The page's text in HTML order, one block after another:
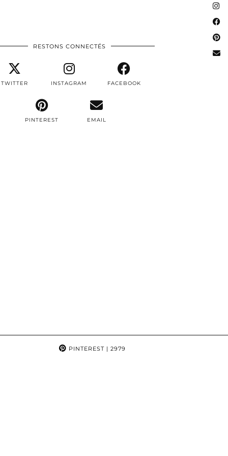
RESTONS CONNECTÉS
TWITTER INSTAGRAM FACEBOOK
PINTEREST EMAIL
PINTEREST| 2979